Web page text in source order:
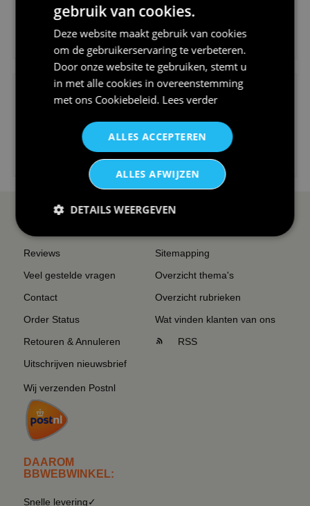
€24,95
V-hals shirt rood wit blauw st...
Reviews
Veel gestelde vragen
Contact
Order Status
Retouren & Annuleren
Uitschrijven nieuwsbrief
Wij verzenden Postnl
DAAROM
BBWEBWINKEL:
Snelle levering✓
Sitemapping
Overzicht thema's
Overzicht rubrieken
Wat vinden klanten van ons
RSS
gebruik van cookies.
Deze website maakt gebruik van cookies
om de gebruikerservaring te verbeteren.
Door onze website te gebruiken, stemt u
in met alle cookies in overeenstemming
met ons Cookiebeleid. Lees verder
ALLES ACCEPTEREN
ALLES AFWIJZEN
DETAILS WEERGEVEN